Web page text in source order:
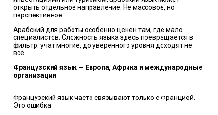
открыть отдельное направление. Не массовое, но
перспективное.
Арабский для работы особенно ценен там, где мало
специалистов. Сложность языка здесь превращается в
фильтр: учат многие, до уверенного уровня доходят не
все.
Французский язык — Европа, Африка и международные
организации
Французский язык часто связывают только с Францией.
Это ошибка.